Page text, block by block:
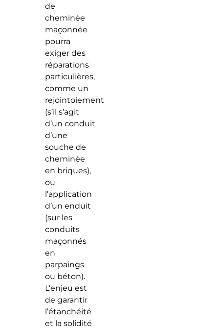
de
cheminée
maçonnée
pourra
exiger des
réparations
particulières,
comme un
rejointoiement
(s’il s’agit
d’un conduit
d’une
souche de
cheminée
en briques),
ou
l’application
d’un enduit
(sur les
conduits
maçonnés
en
parpaings
ou béton).
L’enjeu est
de garantir
l’étanchéité
et la solidité